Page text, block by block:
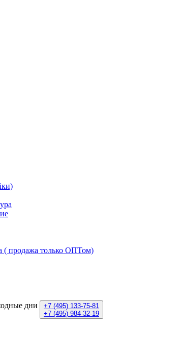
( продажа только ОПТом)
дни +7 (495) 133-75-81
+7 (495) 984-32-19